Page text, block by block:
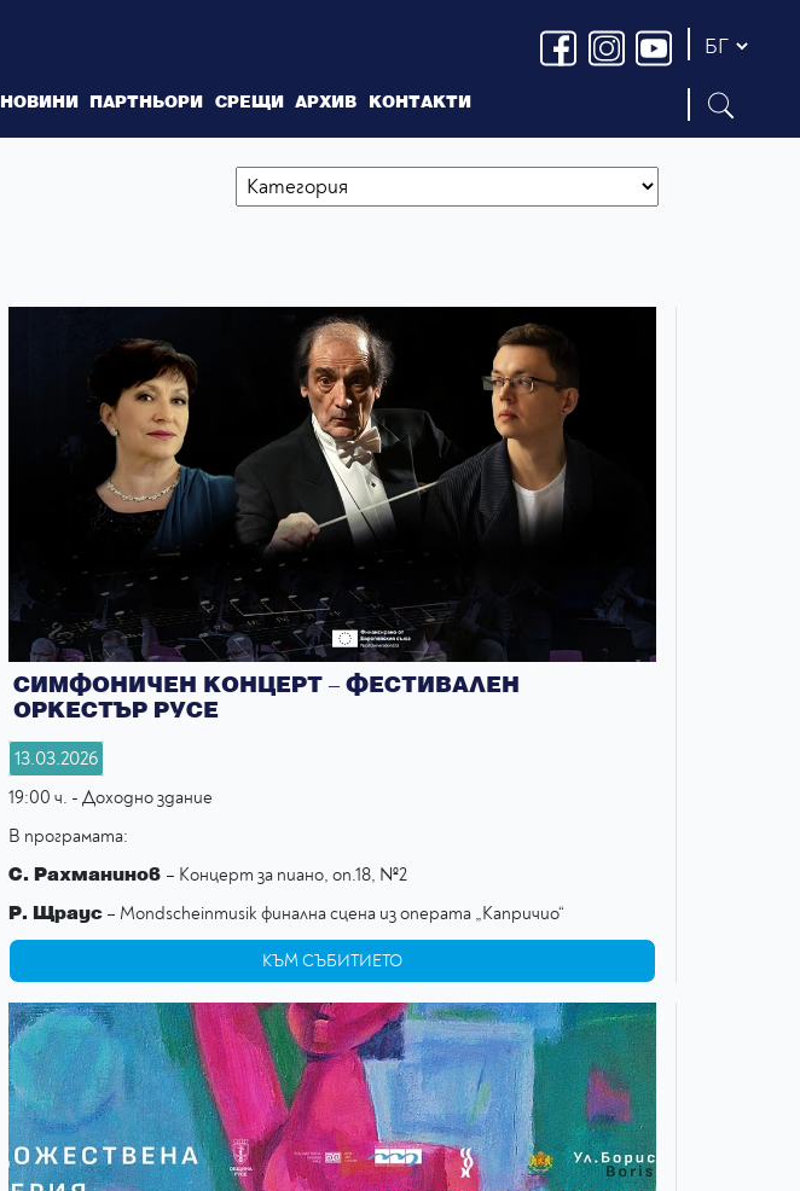
НОВИНИ ПАРТНЬОРИ СРЕЩИ АРХИВ КОНТАКТИ
СИМФОНИЧЕН КОНЦЕРТ – ФЕСТИВАЛЕН
ОРКЕСТЪР РУСЕ
13.03.2026
19:00 ч. - Доходно здание
В програмата:
С. Рахманинов – Концерт за пиано, оп.18, №2
Р. Щраус – Mondscheinmusik финална сцена из операта „Капричио“
КЪМ СЪБИТИЕТО